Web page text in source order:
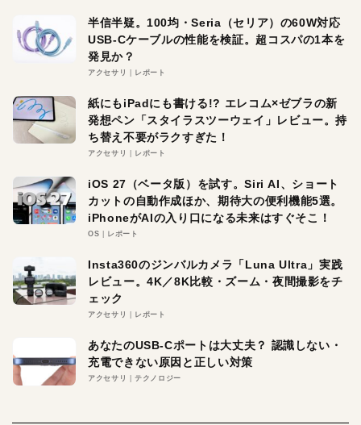
半信半疑。100均・Seria（セリア）の60W対応
USB-Cケーブルの性能を検証。超コスパの1本を
発見か？
アクセサリ レポート
紙にもiPadにも書ける!? エレコム×ゼブラの新
発想ペン「スタイラスツーウェイ」レビュー。持
ち替え不要がラクすぎた！
アクセサリ レポート
iOS 27（ベータ版）を試す。Siri AI、ショート
カットの自動作成ほか、期待大の便利機能5選。
iPhoneがAIの入り口になる未来はすぐそこ！
OS レポート
Insta360のジンバルカメラ「Luna Ultra」実践
レビュー。4K／8K比較・ズーム・夜間撮影をチ
ェック
アクセサリ レポート
あなたのUSB-Cポートは大丈夫？ 認識しない・
充電できない原因と正しい対策
アクセサリ テクノロジー